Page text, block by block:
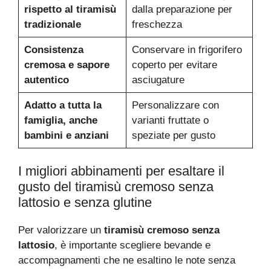
rispetto al tiramisù
tradizionale
dalla preparazione per
freschezza
Consistenza
cremosa e sapore
autentico
Conservare in frigorifero
coperto per evitare
asciugature
Adatto a tutta la
famiglia, anche
bambini e anziani
Personalizzare con
varianti fruttate o
speziate per gusto
I migliori abbinamenti per esaltare il
gusto del tiramisù cremoso senza
lattosio e senza glutine
Per valorizzare un tiramisù cremoso senza
lattosio, è importante scegliere bevande e
accompagnamenti che ne esaltino le note senza